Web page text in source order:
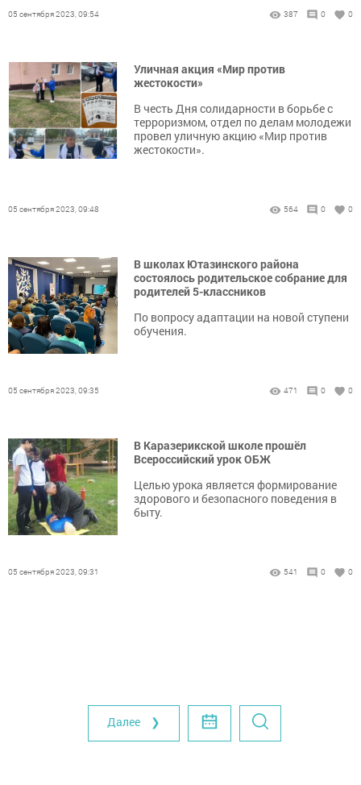
05 сентября 2023, 09:54 387 0 0
Уличная акция «Мир против
жестокости»
В честь Дня солидарности в борьбе с
терроризмом, отдел по делам молодежи
провел уличную акцию «Мир против
жестокости».
05 сентября 2023, 09:48 564 0 0
В школах Ютазинского района
состоялось родительское собрание для
родителей 5-классников
По вопросу адаптации на новой ступени
обучения.
05 сентября 2023, 09:35 471 0 0
В Каразерикской школе прошёл
Всероссийский урок ОБЖ
Целью урока является формирование
здорового и безопасного поведения в
быту.
05 сентября 2023, 09:31 541 0 0
Далее ❯